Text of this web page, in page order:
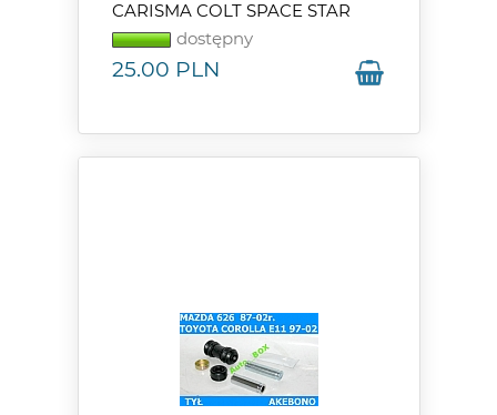
CARISMA COLT SPACE STAR
dostępny
25.00 PLN